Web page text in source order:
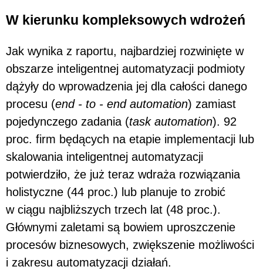
W kierunku kompleksowych wdrożeń
Jak wynika z raportu, najbardziej rozwinięte w
obszarze inteligentnej automatyzacji podmioty
dążyły do wprowadzenia jej dla całości danego
procesu (end - to - end automation) zamiast
pojedynczego zadania (task automation). 92
proc. firm będących na etapie implementacji lub
skalowania inteligentnej automatyzacji
potwierdziło, że już teraz wdraża rozwiązania
holistyczne (44 proc.) lub planuje to zrobić
w ciągu najbliższych trzech lat (48 proc.).
Głównymi zaletami są bowiem uproszczenie
procesów biznesowych, zwiększenie możliwości
i zakresu automatyzacji działań.